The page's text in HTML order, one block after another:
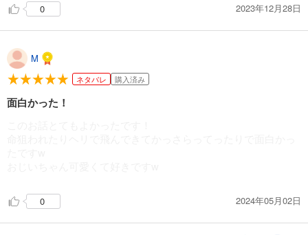
0
2023年12月28日
M
ネタバレ 購入済み
面白かった！
0 2024年05月02日